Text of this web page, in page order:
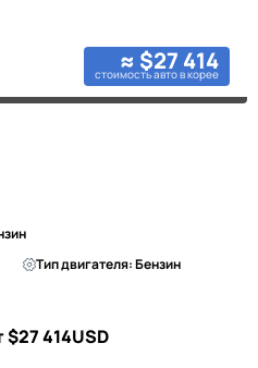
≈ $27 414
стоимость авто в корее
Тип двигателя: Бензин
$27 414USD